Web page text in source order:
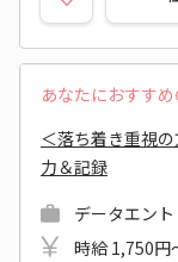
あなたにおすす
＜落ち着き重視
力＆記録
データエン
時給 1,750円